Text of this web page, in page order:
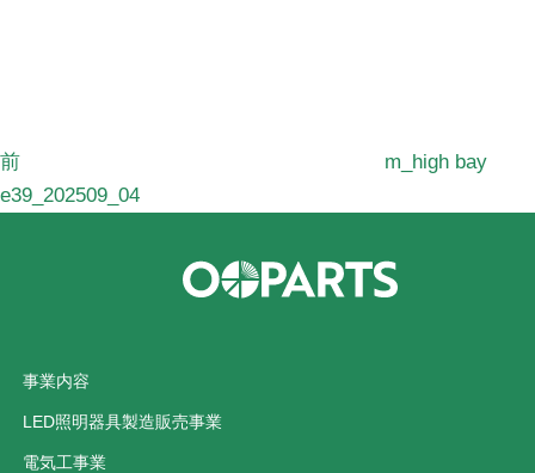
前
m_high bay
e39_202509_04
事業内容
LED照明器具製造販売事業
電気工事業